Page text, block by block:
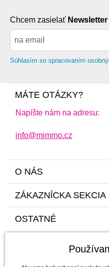
Chcem zasielať Newsletter
Súhlasím so spracovaním
MÁTE OTÁZKY?
Napíšte nám na adresu:
info@mimmo.cz
O NÁS
ZÁKAZNÍCKA SEKCIA
OSTATNÉ